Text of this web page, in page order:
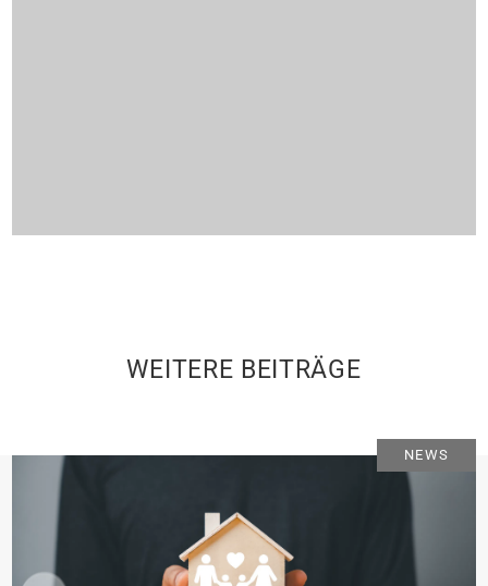
WEITERE BEITRÄGE
NEWS